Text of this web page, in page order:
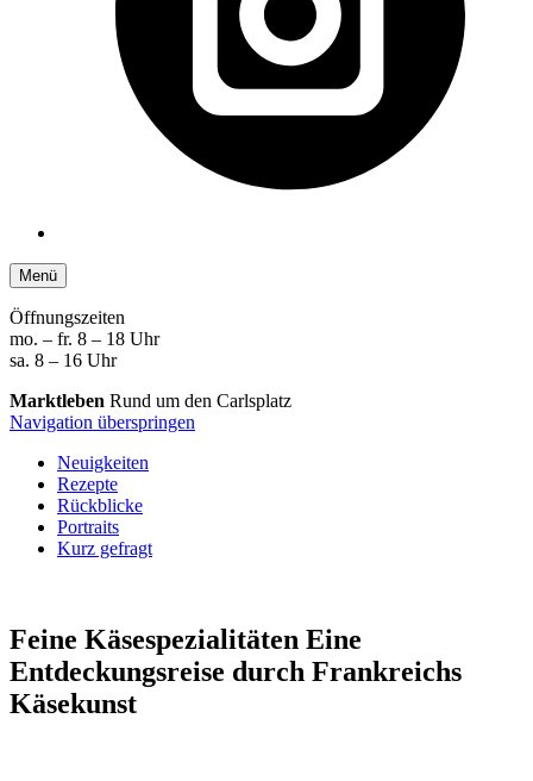
Menü
Öffnungszeiten
mo. – fr. 8 – 18 Uhr
sa. 8 – 16 Uhr
Marktleben Rund um den Carlsplatz
Navigation überspringen
Neuigkeiten
Rezepte
Rückblicke
Portraits
Kurz gefragt
Feine Käsespezialitäten Eine
Entdeckungsreise durch Frankreichs
Käsekunst